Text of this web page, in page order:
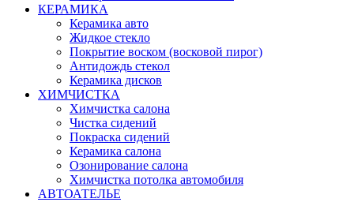
КЕРАМИКА
Керамика авто
Жидкое стекло
Покрытие воском (восковой пирог)
Антидождь стекол
Керамика дисков
ХИМЧИСТКА
Химчистка салона
Чистка сидений
Покраска сидений
Керамика салона
Озонирование салона
Химчистка потолка автомобиля
АВТОАТЕЛЬЕ